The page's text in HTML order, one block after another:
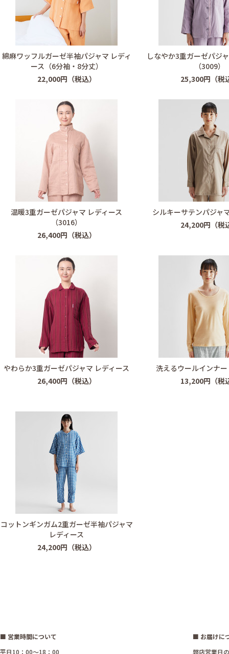
綿麻ワッフルガーゼ半袖パジャマ レディ
ース（6分袖・8分丈）
22,000円（税込）
しなやか3重ガーゼパジ
（3009）
25,300円（税
温暖3重ガーゼパジャマ レディース
（3016）
26,400円（税込）
シルキーサテンパジャ
24,200円（税
やわらか3重ガーゼパジャマ レディース
26,400円（税込）
洗えるウールインナー
13,200円（税
コットンギンガム2重ガーゼ半袖パジャマ
レディース
24,200円（税込）
■ 営業時間について
平日10：00～18：00
■ お届けに
弊店営業日